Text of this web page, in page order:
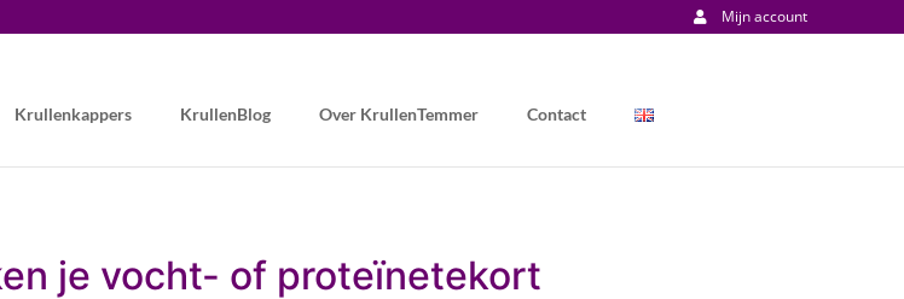
Mijn account
Krullenkappers KrullenBlog Over KrullenTemmer Contact
je vocht- of proteïnetekort